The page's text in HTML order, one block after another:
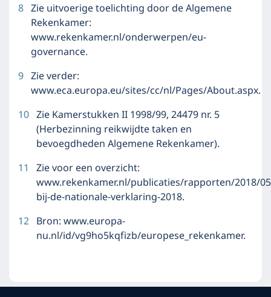
8 Zie uitvoerige toelichting door de Algemene
Rekenkamer:
www.rekenkamer.nl/onderwerpen/eu-
governance.
9 Zie verder:
www.eca.europa.eu/sites/cc/nl/Pages/About.aspx.
10 Zie Kamerstukken II 1998/99, 24479 nr. 5
(Herbezinning reikwijdte taken en
bevoegdheden Algemene Rekenkamer).
11 Zie voor een overzicht:
www.rekenkamer.nl/publicaties/rapporten/2018/
bij-de-nationale-verklaring-2018.
12 Bron: www.europa-
nu.nl/id/vg9ho5kqfizb/europese_rekenkamer.